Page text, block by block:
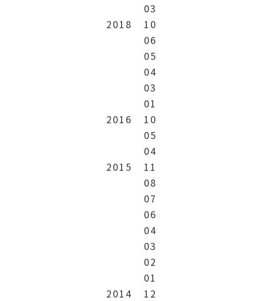
03
2018
10
06
05
04
03
01
2016
10
05
04
2015
11
08
07
06
04
03
02
01
2014
12